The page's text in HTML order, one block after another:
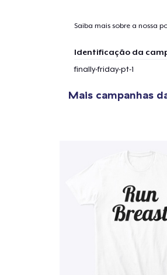
Saiba mais sobre a nossa
Identificação da
finally-friday-pt-1
Mais campanhas